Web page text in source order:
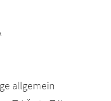
allgemein